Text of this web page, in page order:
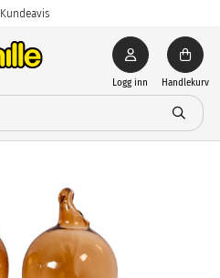
Kundeavis
Logg inn Handlekurv